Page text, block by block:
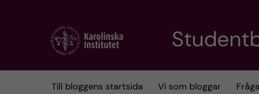
Till bloggens startsida Vi som bloggar